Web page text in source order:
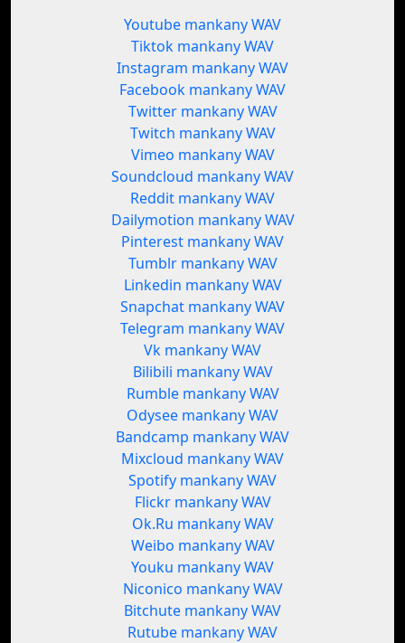
Youtube mankany WAV
Tiktok mankany WAV
Instagram mankany WAV
Facebook mankany WAV
Twitter mankany WAV
Twitch mankany WAV
Vimeo mankany WAV
Soundcloud mankany WAV
Reddit mankany WAV
Dailymotion mankany WAV
Pinterest mankany WAV
Tumblr mankany WAV
Linkedin mankany WAV
Snapchat mankany WAV
Telegram mankany WAV
Vk mankany WAV
Bilibili mankany WAV
Rumble mankany WAV
Odysee mankany WAV
Bandcamp mankany WAV
Mixcloud mankany WAV
Spotify mankany WAV
Flickr mankany WAV
Ok.Ru mankany WAV
Weibo mankany WAV
Youku mankany WAV
Niconico mankany WAV
Bitchute mankany WAV
Rutube mankany WAV